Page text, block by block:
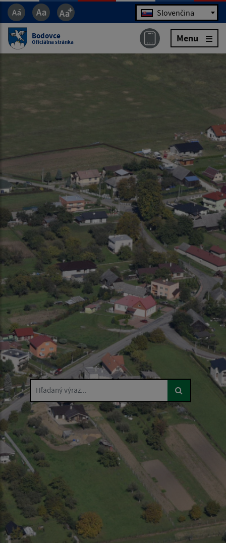
Jazyk Slovenčina
Bodovce
Oficiálna stránka Menu
Hľadaný výraz...